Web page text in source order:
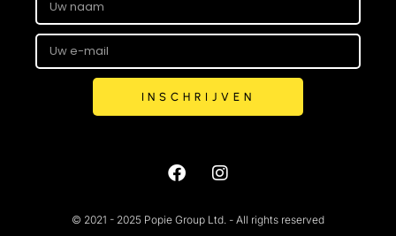
INSCHRIJVEN
© 2021 - 2025 Popie Group Ltd. - All rights reserved